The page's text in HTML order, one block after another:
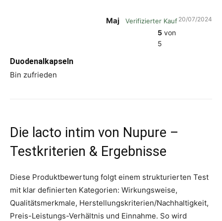
Maj Verifizierter Kauf
5 von
5
20/07/2024
Duodenalkapseln
Bin zufrieden
Die lacto intim von Nupure –
Testkriterien & Ergebnisse
Diese Produktbewertung folgt einem strukturierten Test
mit klar definierten Kategorien: Wirkungsweise,
Qualitätsmerkmale, Herstellungskriterien/Nachhaltigkeit,
Preis-Leistungs-Verhältnis und Einnahme. So wird